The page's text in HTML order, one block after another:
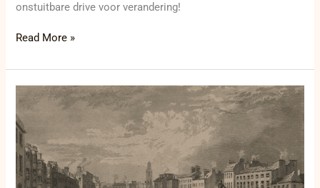
onstuitbare drive voor verandering!
Read More »
Tips4Trips.
Doe
eens
rebels,
vergeet
de
tijd